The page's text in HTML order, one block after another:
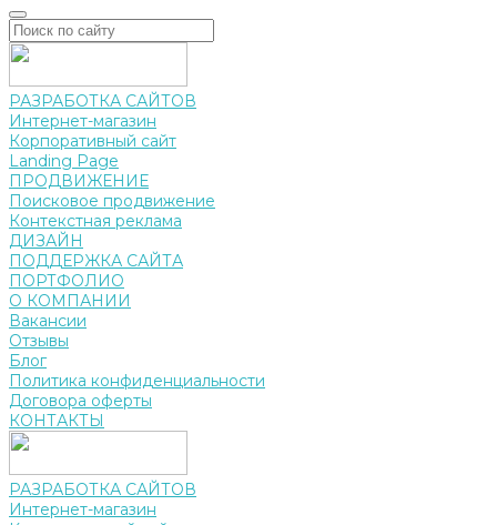
РАЗРАБОТКА САЙТОВ
Интернет-магазин
Корпоративный сайт
Landing Page
ПРОДВИЖЕНИЕ
Поисковое продвижение
Контекстная реклама
ДИЗАЙН
ПОДДЕРЖКА САЙТА
ПОРТФОЛИО
О КОМПАНИИ
Вакансии
Отзывы
Блог
Политика конфиденциальности
Договора оферты
КОНТАКТЫ
РАЗРАБОТКА САЙТОВ
Интернет-магазин